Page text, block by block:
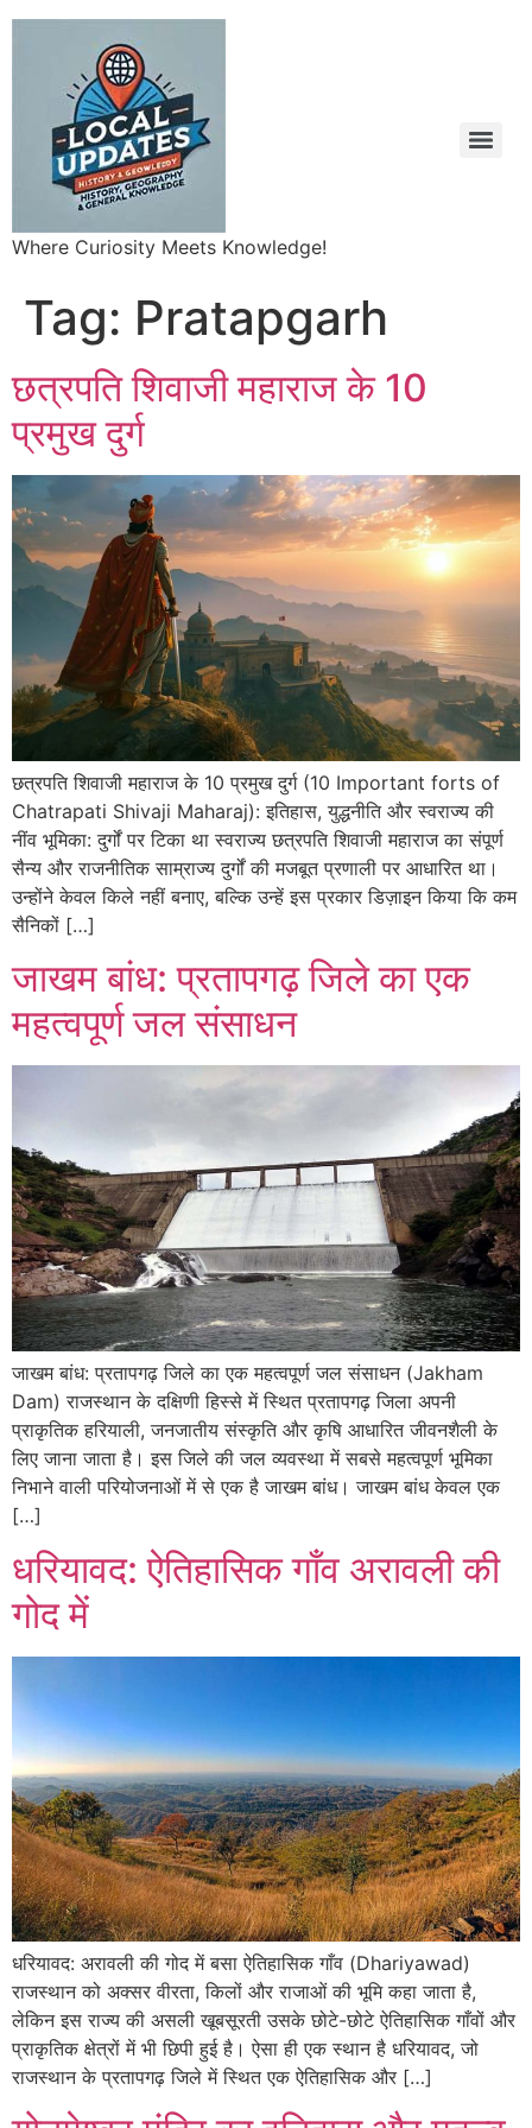
Where Curiosity Meets Knowledge!
Tag: Pratapgarh
छत्रपति शिवाजी महाराज के 10
प्रमुख दुर्ग
छत्रपति शिवाजी महाराज के 10 प्रमुख दुर्ग (10 Important forts of
Chatrapati Shivaji Maharaj): इतिहास, युद्धनीति और स्वराज्य की
नींव भूमिका: दुर्गों पर टिका था स्वराज्य छत्रपति शिवाजी महाराज का संपूर्ण
सैन्य और राजनीतिक साम्राज्य दुर्गों की मजबूत प्रणाली पर आधारित था।
उन्होंने केवल किले नहीं बनाए, बल्कि उन्हें इस प्रकार डिज़ाइन किया कि कम
सैनिकों […]
जाखम बांध: प्रतापगढ़ जिले का एक
महत्वपूर्ण जल संसाधन
जाखम बांध: प्रतापगढ़ जिले का एक महत्वपूर्ण जल संसाधन (Jakham
Dam) राजस्थान के दक्षिणी हिस्से में स्थित प्रतापगढ़ जिला अपनी
प्राकृतिक हरियाली, जनजातीय संस्कृति और कृषि आधारित जीवनशैली के
लिए जाना जाता है। इस जिले की जल व्यवस्था में सबसे महत्वपूर्ण भूमिका
निभाने वाली परियोजनाओं में से एक है जाखम बांध। जाखम बांध केवल एक
[…]
धरियावद: ऐतिहासिक गाँव अरावली की
गोद में
धरियावद: अरावली की गोद में बसा ऐतिहासिक गाँव (Dhariyawad)
राजस्थान को अक्सर वीरता, किलों और राजाओं की भूमि कहा जाता है,
लेकिन इस राज्य की असली खूबसूरती उसके छोटे-छोटे ऐतिहासिक गाँवों और
प्राकृतिक क्षेत्रों में भी छिपी हुई है। ऐसा ही एक स्थान है धरियावद, जो
राजस्थान के प्रतापगढ़ जिले में स्थित एक ऐतिहासिक और […]